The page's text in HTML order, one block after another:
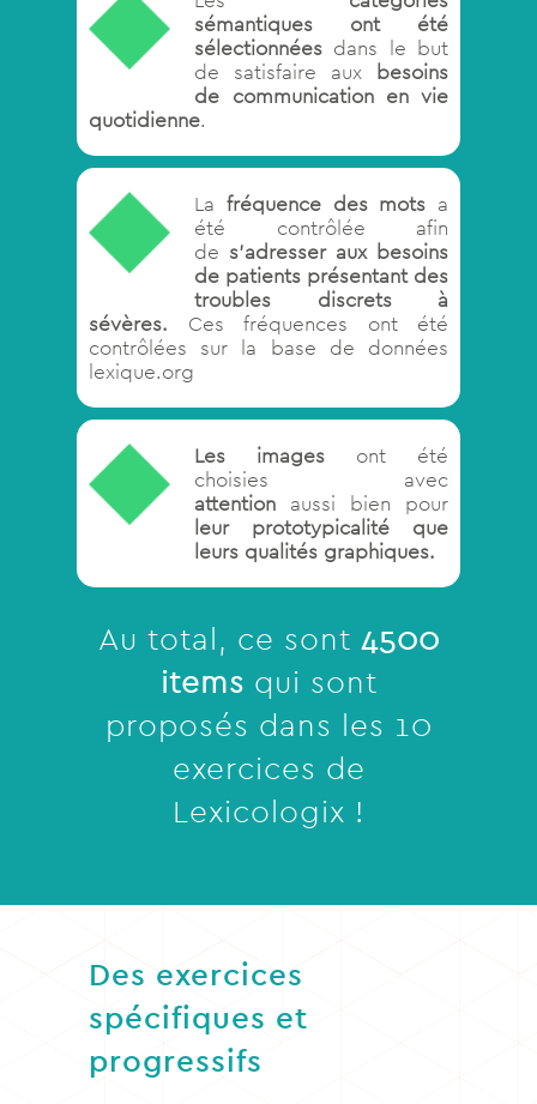
sémantiques ont été
sélectionnées dans le but
de satisfaire aux besoins
de communication en vie
quotidienne.
La fréquence des mots a
été contrôlée afin
de s’adresser auxbesoins
de patients présentant des
troubles discrets à
sévères. Ces fréquences ont été
contrôlées sur la base de données
lexique.org
Les images ont été
choisies avec
attention aussi bien pour
leur prototypicalité que
leurs qualités graphiques.
Au total, ce sont 4500
items qui sont
proposés dans les 10
exercices de
Lexicologix !
Des exercices
spécifiques et
progressifs